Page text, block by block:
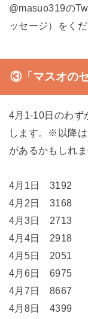
@masuo319の
ッセージ）をくだ
③「マスオの
4月1‐10日のわ
します。※以降
があるかもしれ
4月1日 3192
4月2日 3168
4月3日 2713
4月4日 2918
4月5日 2051
4月6日 6975
4月7日 8667
4月8日 4399